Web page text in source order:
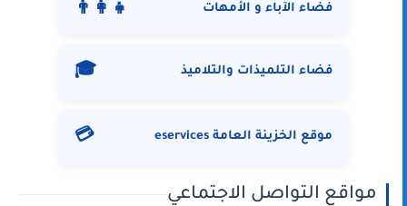
فضاء الآباء و الأمهات 👨‍👩‍👧
فضاء التلميذات والتلاميذ 🎓
موقع الخزينة العامة eservices 💳
مواقع التواصل الاجتماعي